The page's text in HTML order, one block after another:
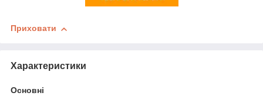
Приховати
Характеристики
Основні